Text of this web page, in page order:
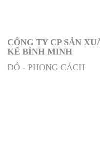
CÔNG TY CP SẢN
KẾ BÌNH MINH
ĐỎ - PHONG CÁCH